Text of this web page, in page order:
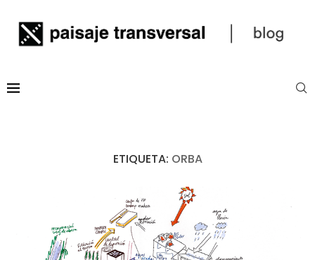
ETIQUETA: ORBA